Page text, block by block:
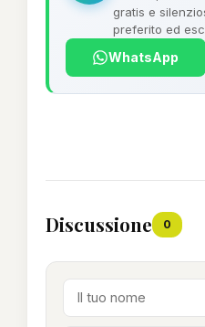
gratis e
preferito ed
WhatsApp
Discussione 0